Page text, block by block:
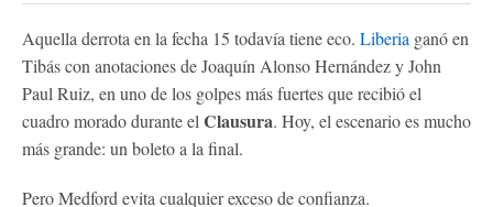
Aquella derrota en la fecha 15 todavía tiene eco. Liberia ganó en
Tibás con anotaciones de Joaquín Alonso Hernández y John
Paul Ruiz, en uno de los golpes más fuertes que recibió el
cuadro morado durante el Clausura. Hoy, el escenario es mucho
más grande: un boleto a la final.
Pero Medford evita cualquier exceso de confianza.